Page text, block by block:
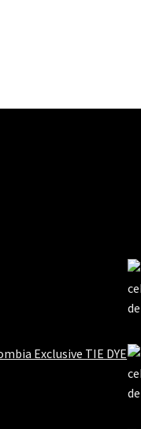
Exclusive TIE DYE